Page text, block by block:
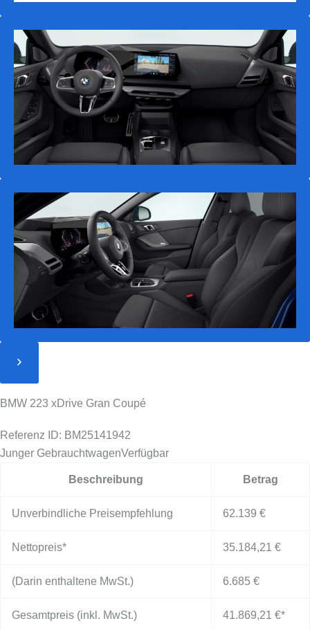
BMW 223 xDrive Gran Coupé
Referenz ID: BM25141942
Junger GebrauchtwagenVerfügbar
Beschreibung Betrag
Unverbindliche Preisempfehlung 62.139 €
Nettopreis* 35.184,21 €
(Darin enthaltene MwSt.) 6.685 €
Gesamtpreis (inkl. MwSt.) 41.869,21 €*